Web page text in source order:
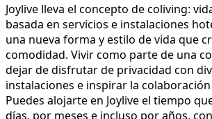
Joylive lleva el concepto de coliving:
basada en servicios e instalaciones
una nueva forma y estilo de vida que
comodidad. Vivir como parte de una
dejar de disfrutar de privacidad con
instalaciones e inspirar la
Puedes alojarte en Joylive el tiempo
días, por meses e incluso por años,